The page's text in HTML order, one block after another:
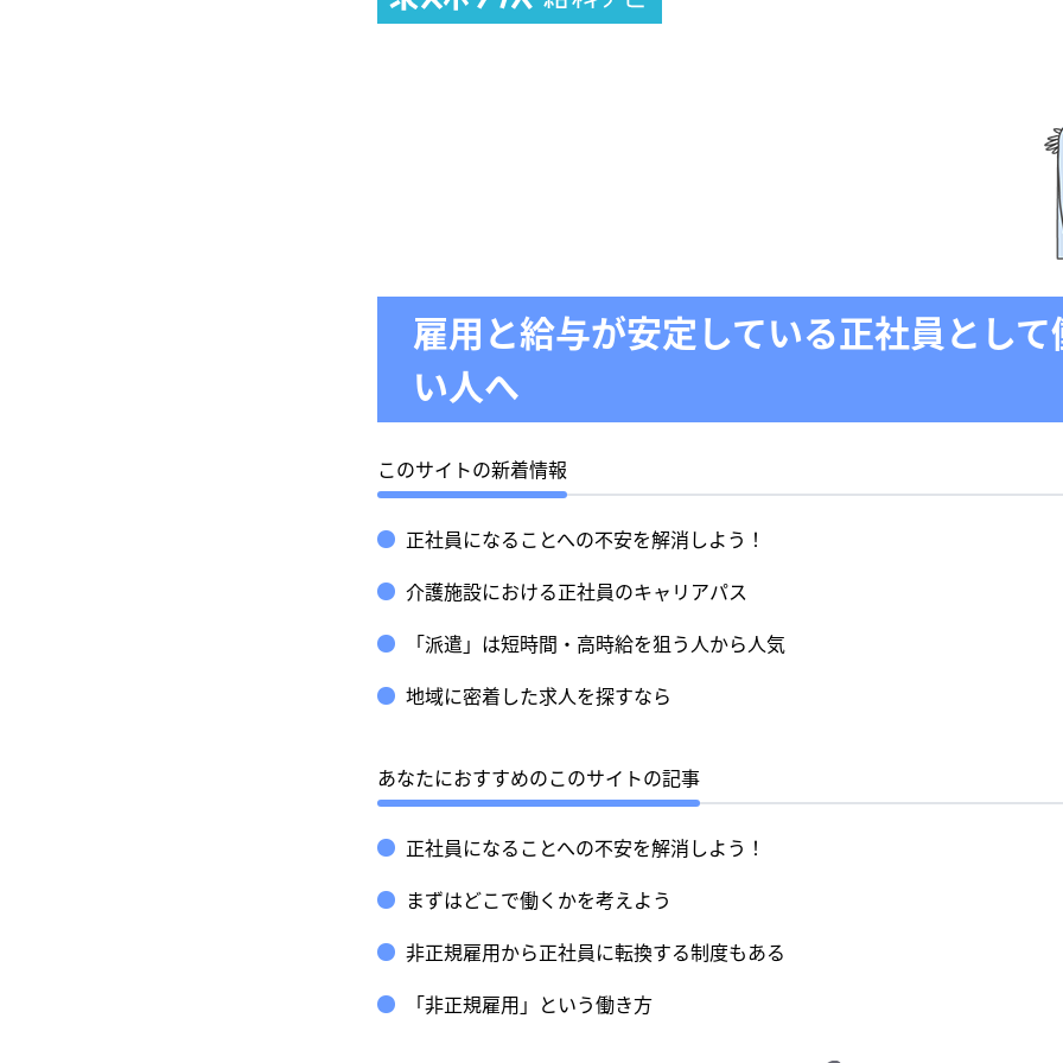
雇用と給与が安定している正社員として
い人へ
このサイトの新着情報
正社員になることへの不安を解消しよう！
介護施設における正社員のキャリアパス
「派遣」は短時間・高時給を狙う人から人気
地域に密着した求人を探すなら
あなたにおすすめのこのサイトの記事
正社員になることへの不安を解消しよう！
まずはどこで働くかを考えよう
非正規雇用から正社員に転換する制度もある
「非正規雇用」という働き方